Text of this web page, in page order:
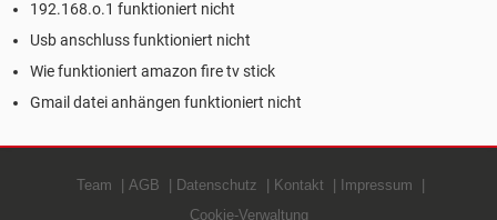
192.168.o.1 funktioniert nicht
Usb anschluss funktioniert nicht
Wie funktioniert amazon fire tv stick
Gmail datei anhängen funktioniert nicht
Team AGB Datenschutz Kontakt
Impressum
Cookie-Verwaltung